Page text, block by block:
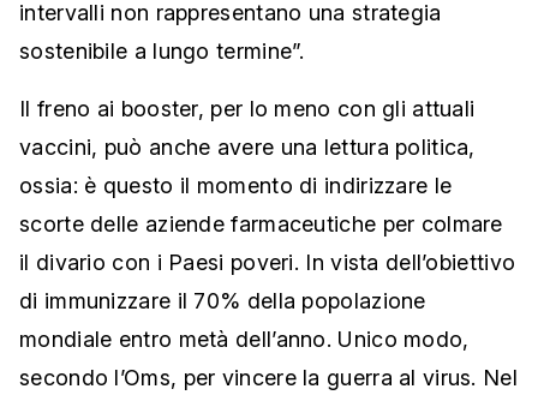
intervalli non rappresentano una strategia
sostenibile a lungo termine”.
Il freno ai booster, per lo meno con gli attuali
vaccini, può anche avere una lettura politica,
ossia: è questo il momento di indirizzare le
scorte delle aziende farmaceutiche per colmare
il divario con i Paesi poveri. In vista dell’obiettivo
di immunizzare il 70% della popolazione
mondiale entro metà dell’anno. Unico modo,
secondo l’Oms, per vincere la guerra al virus. Nel